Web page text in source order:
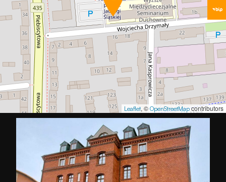
Leaflet, © OpenStreetMapcontributors